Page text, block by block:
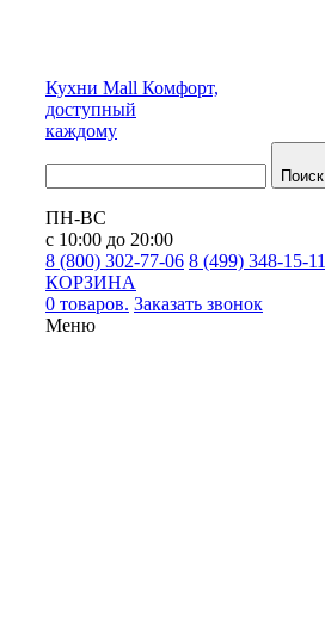
Кухни Mall Комфорт,
доступный
каждому
Поиск
ПН-ВС
с 10:00 до 20:00
8 (800) 302-77-06 8 (499) 348-15-11
КОРЗИНА
0 товаров. Заказать звонок
Меню